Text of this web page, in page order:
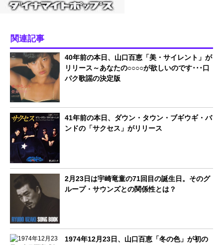
関連記事
40年前の本日、山口百恵「美・サイレント」が
リリース～あなたの○○○○が欲しいのです･･･口
パク歌謡の決定版
41年前の本日、ダウン・タウン・ブギウギ・バ
ンドの「サクセス」がリリース
2月23日は宇崎竜童の71回目の誕生日。そのグ
ループ・サウンズとの関係性とは？
1974年12月23日、山口百恵「冬の色」が初の